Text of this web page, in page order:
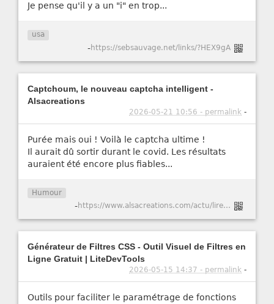
Je pense qu'il y a un "i" en trop...
usa
-https://sebsauvage.net/links/?HEX9gA
Captchoum, le nouveau captcha intelligent -
Alsacreations
2026-05-21 10:56 - permalink -
Purée mais oui ! Voilà le captcha ultime !
Il aurait dû sortir durant le covid. Les résultats
auraient été encore plus fiables...
Humour
- https://www.alsacreations.com/actu/lire/1984-Captchoum-le-nouveau-captcha-intelligent.html
Générateur de Filtres CSS - Outil Visuel de Filtres en
Ligne Gratuit | LiteDevTools
2026-05-15 14:37 - permalink -
Outils pour faciliter le paramétrage de fonctions